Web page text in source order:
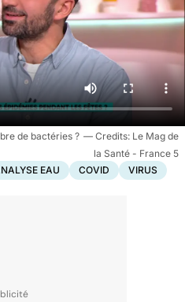
de bactéries ?
Le Mag de
la Santé - France 5
EAU COVID VIRUS